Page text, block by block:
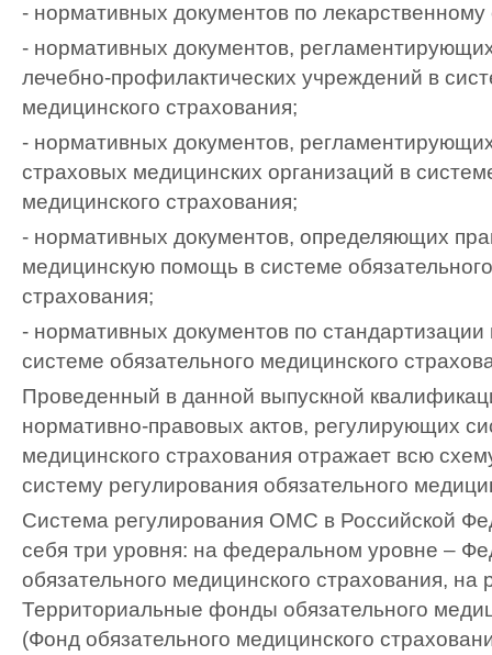
- нормативных документов по
- нормативных документов,
лечебно-профилактических учреждений в
медицинского страхования;
- нормативных документов,
страховых медицинских организаций в
медицинского страхования;
- нормативных документов, определяющих
медицинскую помощь в системе
страхования;
- нормативных документов по
системе обязательного медицинского
Проведенный в данной выпускной
нормативно-правовых актов, регулирующих
медицинского страхования отражает всю
систему регулирования обязательного
Система регулирования ОМС в Российской
себя три уровня: на федеральном уровне –
обязательного медицинского страхования, на
Территориальные фонды обязательного
(Фонд обязательного медицинского